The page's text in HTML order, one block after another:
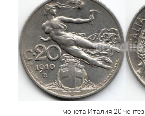
монета Италия 20